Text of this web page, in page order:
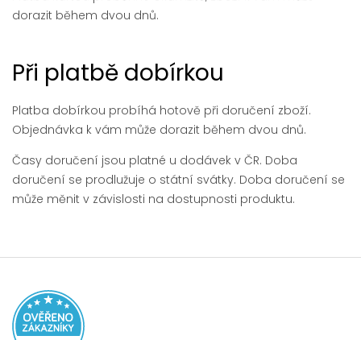
dorazit během dvou dnů.
Při platbě dobírkou
Platba dobírkou probíhá hotově při doručení zboží.
Objednávka k vám může dorazit během dvou dnů.
Časy doručení jsou platné u dodávek v ČR. Doba
doručení se prodlužuje o státní svátky. Doba doručení se
může měnit v závislosti na dostupnosti produktu.